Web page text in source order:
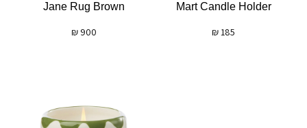
Mart Candle Holder
185
₪
Jane Rug Brown
900
₪